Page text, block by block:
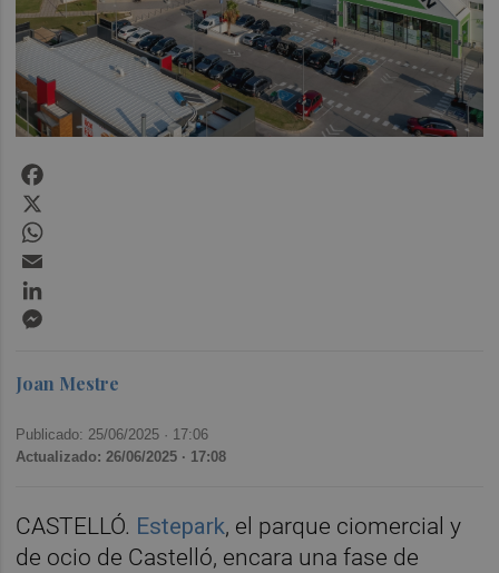
Joan Mestre
Publicado: 25/06/2025 · 17:06
Actualizado: 26/06/2025 · 17:08
CASTELLÓ. Estepark, el parque ciomercial y
de ocio de Castelló, encara una fase de